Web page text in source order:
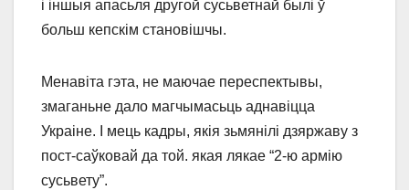
і іншыя апасьля другой сусьветнай былі ў
больш кепскім становішчы.
Менавіта гэта, не маючае переспектывы,
змаганьне дало магчымасьць аднавіцца
Украіне. І мець кадры, якія зьмянілі дзяржаву з
пост-саўковай да той. якая лякае “2-ю армію
сусьвету”.